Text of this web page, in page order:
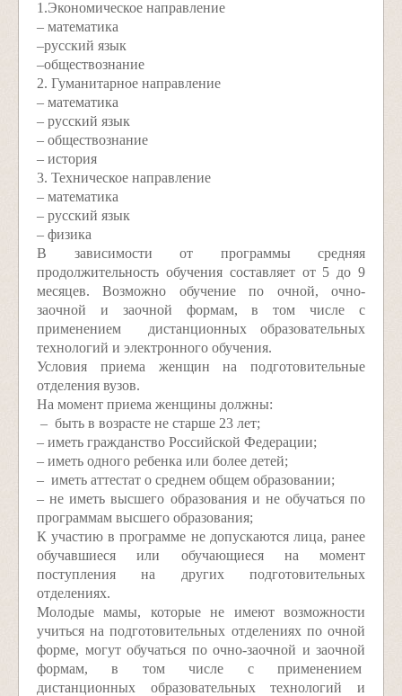
1.Экономическое направление
– математика
–русский язык
–обществознание
2. Гуманитарное направление
– математика
– русский язык
– обществознание
– история
3. Техническое направление
– математика
– русский язык
– физика
В зависимости от программы средняя
продолжительность обучения составляет от 5 до 9
месяцев. Возможно обучение по очной, очно-
заочной и заочной формам, в том числе с
применением дистанционных образовательных
технологий и электронного обучения.
Условия приема женщин на подготовительные
отделения вузов.
На момент приема женщины должны:
– быть в возрасте не старше 23 лет;
– иметь гражданство Российской Федерации;
– иметь одного ребенка или более детей;
– иметь аттестат о среднем общем образовании;
– не иметь высшего образования и не обучаться по
программам высшего образования;
К участию в программе не допускаются лица, ранее
обучавшиеся или обучающиеся на момент
поступления на других подготовительных
отделениях.
Молодые мамы, которые не имеют возможности
учиться на подготовительных отделениях по очной
форме, могут обучаться по очно-заочной и заочной
формам, в том числе с применением
дистанционных образовательных технологий и